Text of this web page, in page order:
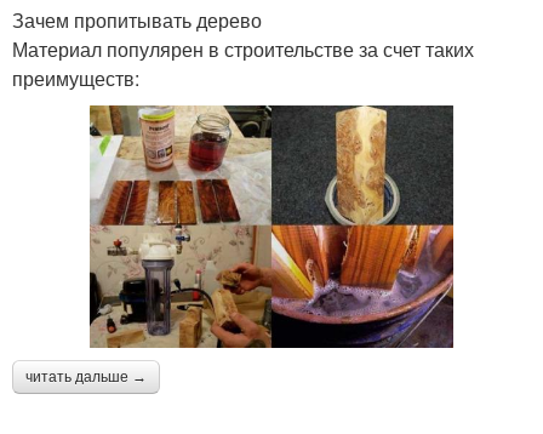
Зачем пропитывать дерево
Материал популярен в строительстве за счет таких
преимуществ:
читать дальше →